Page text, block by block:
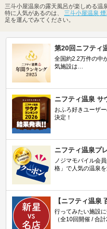
三斗小屋温泉の露天風呂が楽しめる温
特に人気があるのは、 三斗小屋温泉
足を運んでみてください。
第20回ニフティ
全国約2.2万件の中
気施設は…
ニフティ温泉 サ
おふろ好きユーザ
決定！
ニフティ温泉プ
ノジマモバイル会
格」で人気の温泉を
【ニフティ温泉
行ってみたい施設
（全10回開催 / 合計